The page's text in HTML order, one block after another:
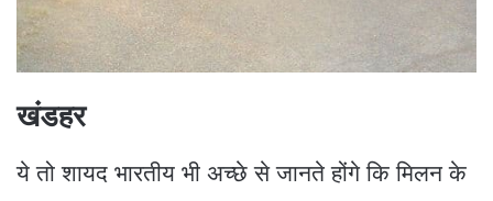
खंडहर
ये तो शायद भारतीय भी अच्छे से जानते होंगे कि मिलन के